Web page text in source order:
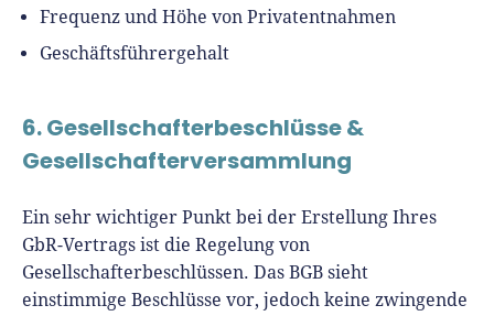
Frequenz und Höhe von Privatentnahmen
Geschäftsführergehalt
6. Gesellschafterbeschlüsse &
Gesellschafterversammlung
Ein sehr wichtiger Punkt bei der Erstellung Ihres
GbR-Vertrags ist die Regelung von
Gesellschafterbeschlüssen. Das BGB sieht
einstimmige Beschlüsse vor, jedoch keine zwingende